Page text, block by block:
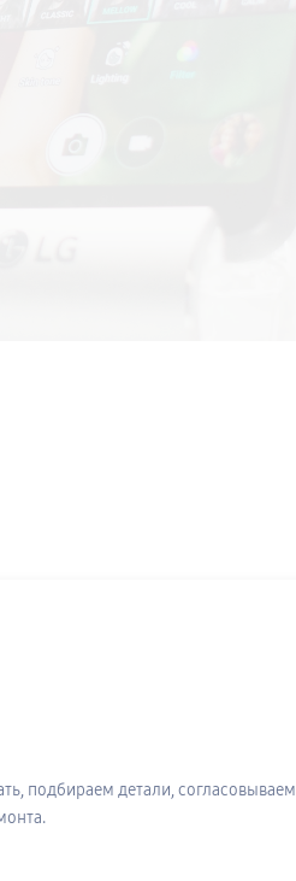
подбираем детали, согласовываем